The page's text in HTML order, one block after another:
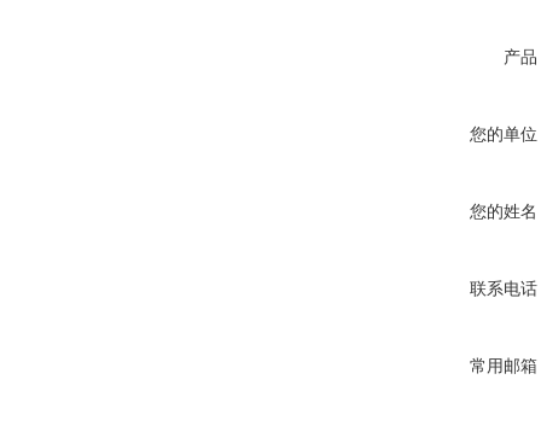
产品
您的单位
您的姓名
联系电话
常用邮箱